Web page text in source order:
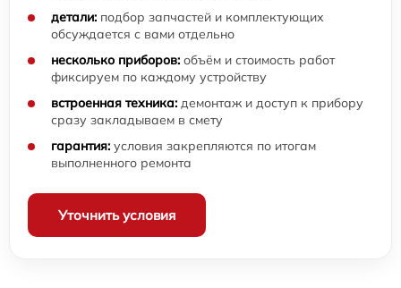
детали: подбор запчастей и комплектующих
обсуждается с вами отдельно
несколько приборов: объём и стоимость работ
фиксируем по каждому устройству
встроенная техника: демонтаж и доступ к прибору
сразу закладываем в смету
гарантия: условия закрепляются по итогам
выполненного ремонта
Уточнить условия